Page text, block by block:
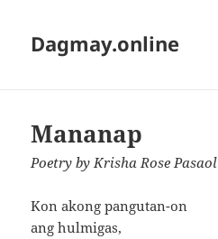
Dagmay.online
Mananap
Poetry byKrisha Rose Pasaol
Kon akong pangutan-on
ang hulmigas,